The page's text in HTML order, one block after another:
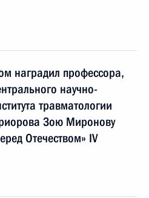
наградил профессора,
научно-
травматологии
Зою Миронову
Отечеством» IV